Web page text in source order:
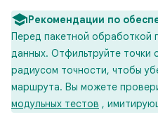
Рекомендации по
Перед пакетной обработкой
данных. Отфильтруйте точки
радиусом точности, чтобы
маршрута. Вы можете
модульных тестов ,